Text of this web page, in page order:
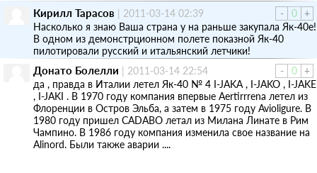
-
0 +
Кирилл Тарасов | 2011-03-14 02:39
Насколько я знаю Ваша страна у на раньше закупала Як-40е!
В одном из демонстрционном полете показной Як-40
пилотировали русский и итальянский летчики!
-
0 +
Донато Болелли | 2011-03-14 22:54
дa , правда в Италии летел Як-40 № 4 I-JAKA , I-JAKO , I-JAKE
, I-JAKI . В 1970 году компания впервые Aertirrrena летел из
Флоренции в Остров Эльба, а затем в 1975 году Avioligure. В
1980 году пришел CADABO летал из Милана Линате в Рим
Чампино. В 1986 году компания изменила свое название на
Alinord. Были также аварии ....